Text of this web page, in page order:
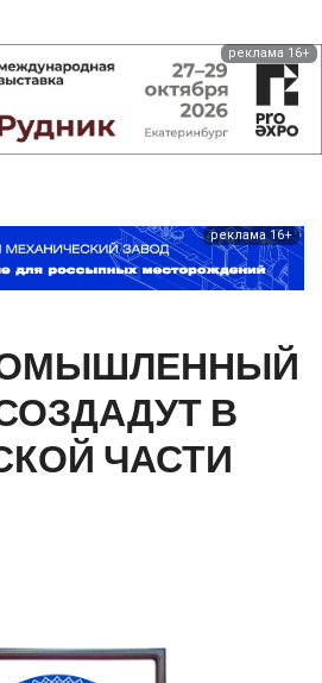
реклама 16+
реклама 16+
В
ЧАСТИ